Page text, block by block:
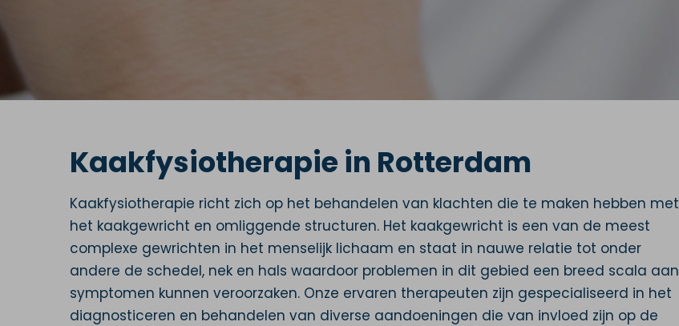
Kaakfysiotherapie in Rotterdam
Kaakfysiotherapie richt zich op het behandelen van klachten die te maken hebben met
het kaakgewricht en omliggende structuren. Het kaakgewricht is een van de meest
complexe gewrichten in het menselijk lichaam en staat in nauwe relatie tot onder
andere de schedel, nek en hals waardoor problemen in dit gebied een breed scala aan
symptomen kunnen veroorzaken. Onze ervaren therapeuten zijn gespecialiseerd in het
diagnosticeren en behandelen van diverse aandoeningen die van invloed zijn op de